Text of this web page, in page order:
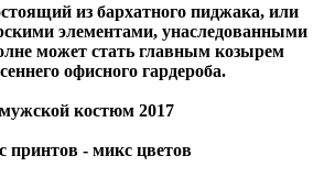
из бархатного пиджака, или
элементами, унаследованными
может стать главным козырем
офисного гардероба.
принтов - микс цветов